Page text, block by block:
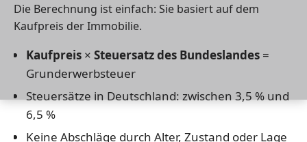
Die Berechnung ist einfach: Sie basiert auf dem
Kaufpreis der Immobilie.
Kaufpreis× Steuersatz des Bundeslandes=
Grunderwerbsteuer
Steuersätze in Deutschland: zwischen 3,5 % und
6,5 %
Keine Abschläge durch Alter, Zustand oder Lage